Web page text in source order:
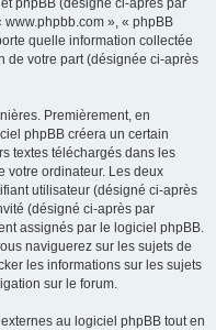
phpBB (désigné ci-après par
», « phpBB
quelle information collectée
de votre part (désignée ci-après
Premièrement, en
phpBB créera un certain
textes téléchargés dans les
votre ordinateur. Les deux
utilisateur (désigné ci-après
(désigné ci-après par
assignés par le logiciel phpBB.
naviguerez sur les sujets de
les informations sur les sujets
sur le forum.
au logiciel phpBB tout en